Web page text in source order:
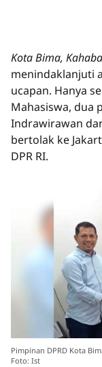
Kota Bima,
menindaklanjuti
ucapan. Hanya
Mahasiswa, dua
Indrawirawan
bertolak ke
DPR RI.
Pimpinan DPRD Kota
Foto: Ist